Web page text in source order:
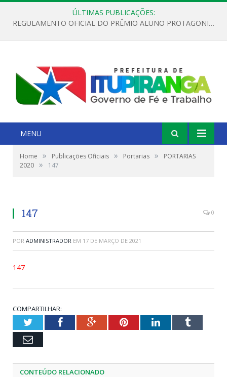
ÚLTIMAS PUBLICAÇÕES:
REGULAMENTO OFICIAL DO PRÊMIO ALUNO PROTAGONISTA – EDIÇÃO 2026
MENU
Home » Publicações Oficiais » Portarias »
PORTARIAS
2020 » 147
147 0
POR ADMINISTRADOR EM 17 DE MARÇO DE 2021
147
COMPARTILHAR:
TwitterFacebookGoogle+PinterestLinkedInTumblr
Email
CONTEÚDO RELACIONADO